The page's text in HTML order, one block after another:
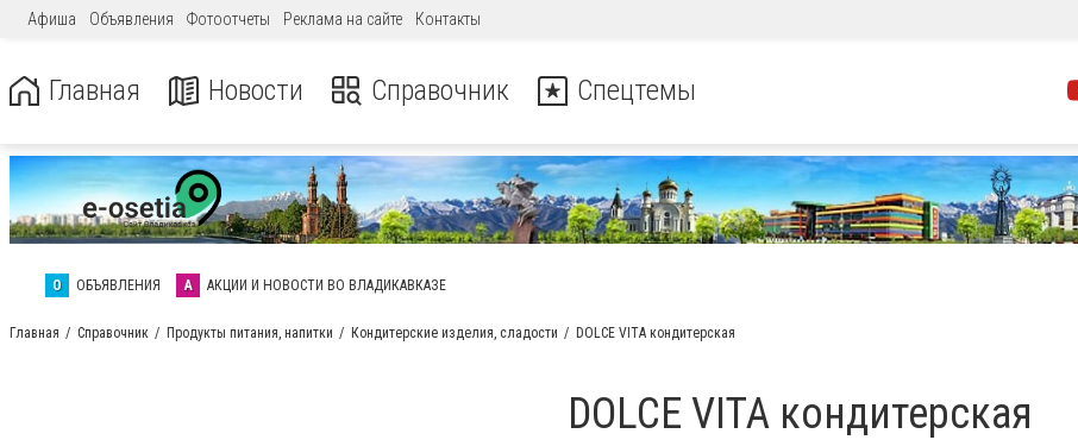
Афиша Объявления Фотоотчеты Реклама на сайте Контакты
Главная Новости Справочник Спецтемы
О ОБЪЯВЛЕНИЯ А АКЦИИ И НОВОСТИ ВО ВЛАДИКАВКАЗЕ
Главная Справочник Продукты питания, напитки Кондитерские изделия, сладости DOLCE VITA кондитерская
DOLCE VITA кондитерская